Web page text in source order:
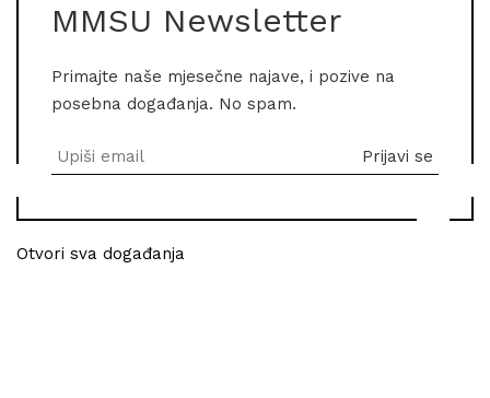
MMSU Newsletter
Primajte naše mjesečne najave, i pozive na
posebna događanja. No spam.
Otvori sva događanja